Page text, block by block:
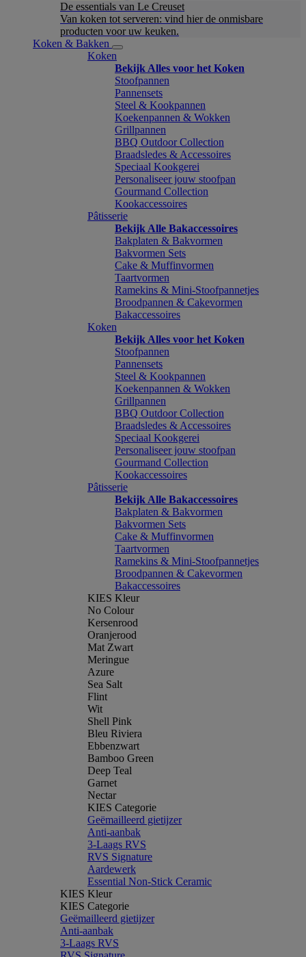
De essentials van Le Creuset
Van koken tot serveren: vind hier de onmisbare
producten voor uw keuken.
Koken & Bakken
Koken
Bekijk Alles voor het Koken
Stoofpannen
Pannensets
Steel & Kookpannen
Koekenpannen & Wokken
Grillpannen
BBQ Outdoor Collection
Braadsledes & Accessoires
Speciaal Kookgerei
Personaliseer jouw stoofpan
Gourmand Collection
Kookaccessoires
Pâtisserie
Bekijk Alle Bakaccessoires
Bakplaten & Bakvormen
Bakvormen Sets
Cake & Muffinvormen
Taartvormen
Ramekins & Mini-Stoofpannetjes
Broodpannen & Cakevormen
Bakaccessoires
Koken
Bekijk Alles voor het Koken
Stoofpannen
Pannensets
Steel & Kookpannen
Koekenpannen & Wokken
Grillpannen
BBQ Outdoor Collection
Braadsledes & Accessoires
Speciaal Kookgerei
Personaliseer jouw stoofpan
Gourmand Collection
Kookaccessoires
Pâtisserie
Bekijk Alle Bakaccessoires
Bakplaten & Bakvormen
Bakvormen Sets
Cake & Muffinvormen
Taartvormen
Ramekins & Mini-Stoofpannetjes
Broodpannen & Cakevormen
Bakaccessoires
KIES Kleur
No Colour
Kersenrood
Oranjerood
Mat Zwart
Meringue
Azure
Sea Salt
Flint
Wit
Shell Pink
Bleu Riviera
Ebbenzwart
Bamboo Green
Deep Teal
Garnet
Nectar
KIES Categorie
Geëmailleerd gietijzer
Anti-aanbak
3-Laags RVS
RVS Signature
Aardewerk
Essential Non-Stick Ceramic
KIES Kleur
KIES Categorie
Geëmailleerd gietijzer
Anti-aanbak
3-Laags RVS